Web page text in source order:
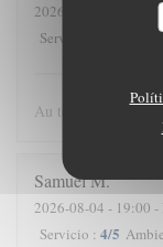
2026-08-04
- 20:30
Servicio
Au top comme
SamuelM
2026-08-04 - 19:00 -
Servicio : 4/5